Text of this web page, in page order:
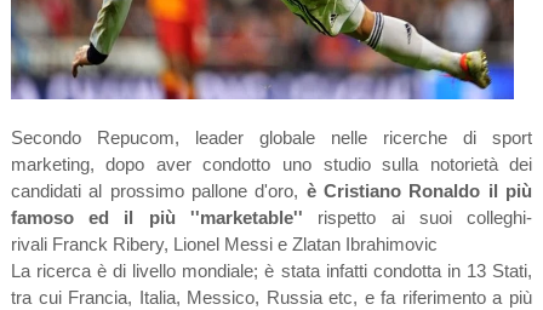
Secondo Repucom, leader globale nelle ricerche di sport
marketing, dopo aver condotto uno studio sulla notorietà dei
candidati al prossimo pallone d'oro, è Cristiano Ronaldo il più
famoso ed il più ''marketable'' rispetto ai suoi colleghi-
rivali Franck Ribery, Lionel Messi e Zlatan Ibrahimovic
La ricerca è di livello mondiale; è stata infatti condotta in 13 Stati,
tra cui Francia, Italia, Messico, Russia etc, e fa riferimento a più